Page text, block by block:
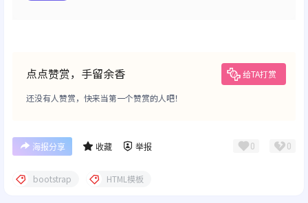
点点赞赏，手留余香 给TA打赏
还没有人赞赏，快来当第一个赞赏的人吧！
海报分享 收藏 举报 0 0
bootstrap HTML模板